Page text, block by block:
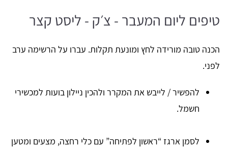
טיפים ליום המעבר - צ׳ק - ליסט קצר
הכנה טובה מורידה לחץ ומונעת תקלות. עברו על הרשימה ערב
לפני.
להפשיר / לייבש את המקרר ולהכין ניילון בועות למכשירי
חשמל.
לסמן ארגז “ראשון לפתיחה” עם כלי רחצה, מצעים ומטען